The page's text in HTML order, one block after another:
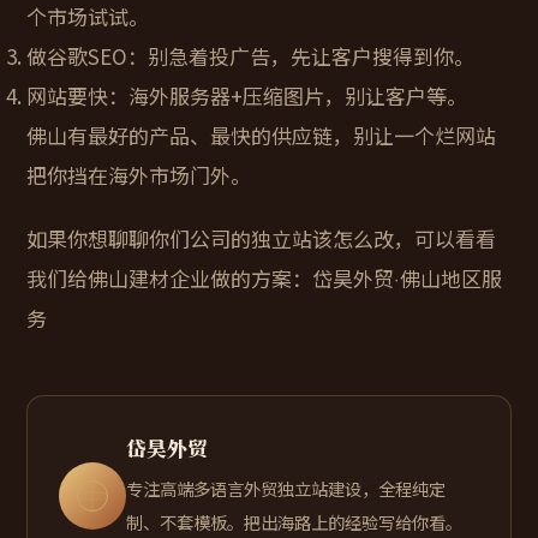
个市场试试。
做谷歌SEO：别急着投广告，先让客户搜得到你。
网站要快：海外服务器+压缩图片，别让客户等。
佛山有最好的产品、最快的供应链，别让一个烂网站
把你挡在海外市场门外。
如果你想聊聊你们公司的独立站该怎么改，可以看看
我们给佛山建材企业做的方案： 岱昊外贸·佛山地区服
务
岱昊外贸
专注高端多语言外贸独立站建设，全程纯定
制、不套模板。把出海路上的经验写给你看。